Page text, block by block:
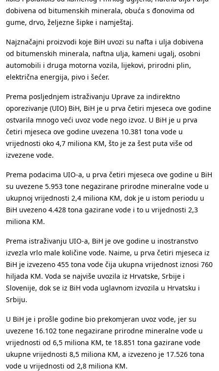
dobivena od bitumenskih minerala, obuća s đonovima od
gume, drvo, željezne šipke i namještaj.
Najznačajni proizvodi koje BiH uvozi su nafta i ulja dobivena
od bitumenskih minerala, naftna ulja, kameni ugalj, osobni
automobili i druga motorna vozila, lijekovi, prirodni plin,
električna energija, pivo i šećer.
Prema posljednjem istraživanju Uprave za indirektno
oporezivanje (UIO) BiH, BiH je u prva četiri mjeseca ove godine
ostvarila mnogo veći uvoz vode nego izvoz. U BiH je u prva
četiri mjeseca ove godine uvezena 10.381 tona vode u
vrijednosti oko 4,7 miliona KM, što je za šest puta više od
izvezene vode.
Prema podacima UIO-a, u prva četiri mjeseca ove godine u BiH
su uvezene 5.953 tone negazirane prirodne mineralne vode u
ukupnoj vrijednosti 2,4 miliona KM, dok je u istom periodu u
BiH uvezeno 4.428 tona gazirane vode i to u vrijednosti 2,3
miliona KM.
Prema istraživanju UIO-a, BiH je ove godine u inostranstvo
izvezla vrlo male količine vode. Naime, u prva četiri mjeseca iz
BiH je izvezeno 455 tona vode čija ukupna vrijednost iznosi 760
hiljada KM. Voda se najviše uvozila iz Hrvatske, Srbije i
Slovenije, dok se iz BiH voda uglavnom izvozila u Hrvatsku i
Srbiju.
U BiH je i prošle godine bio prekomjeran uvoz vode, jer su
uvezene 16.102 tone negazirane prirodne mineralne vode u
vrijednosti od 6,5 miliona KM, te 18.851 tona gazirane vode
ukupne vrijednosti 8,5 miliona KM, a izvezeno je 17.526 tona
vode u vrijednosti od 2,8 miliona KM.